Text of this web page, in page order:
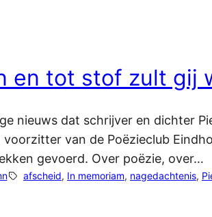
en tot stof zult gij
nieuws dat schrijver en dichter
van de Poëzieclub
gevoerd. Over poëzie, over…
afscheid, In memoriam, nagedachtenis,